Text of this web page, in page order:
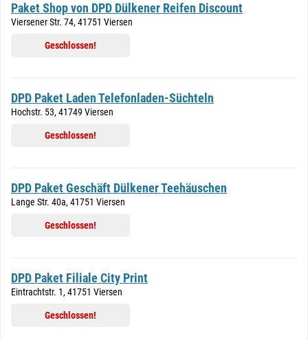
Paket Shop von DPD Dülkener Reifen Discount
Viersener Str. 74, 41751 Viersen
Geschlossen!
DPD Paket Laden Telefonladen-Süchteln
Hochstr. 53, 41749 Viersen
Geschlossen!
DPD Paket Geschäft Dülkener Teehäuschen
Lange Str. 40a, 41751 Viersen
Geschlossen!
DPD Paket Filiale City Print
Eintrachtstr. 1, 41751 Viersen
Geschlossen!